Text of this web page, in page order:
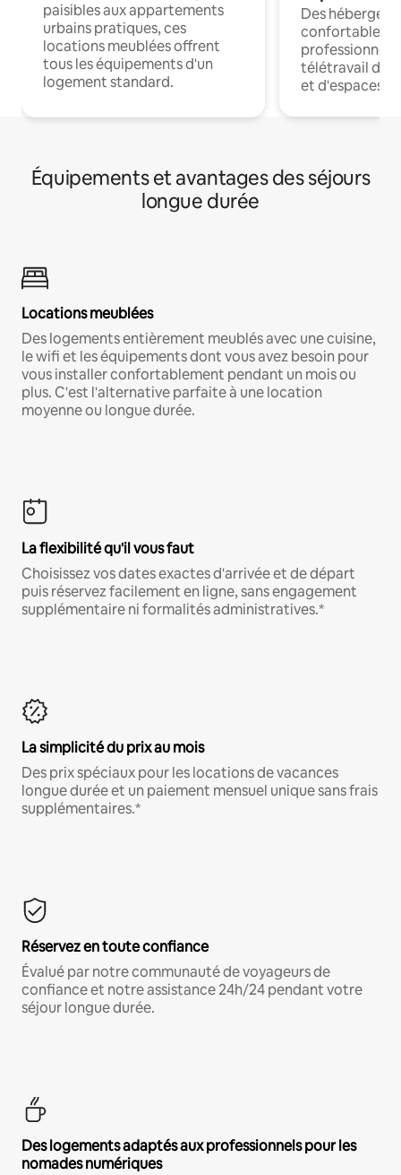
paisibles aux appartements
urbains pratiques, ces
locations meublées offrent
tous les équipements d'un
logement standard.
Des
confortables
professionnels
télétravail
et d'espaces
Équipements et avantages des séjours
longue durée
Locations meublées
Des logements entièrement meublés avec une cuisine,
le wifi et les équipements dont vous avez besoin pour
vous installer confortablement pendant un mois ou
plus. C'est l'alternative parfaite à une location
moyenne ou longue durée.
La flexibilité qu'il vous faut
Choisissez vos dates exactes d'arrivée et de départ
puis réservez facilement en ligne, sans engagement
supplémentaire ni formalités administratives.*
La simplicité du prix au mois
Des prix spéciaux pour les locations de vacances
longue durée et un paiement mensuel unique sans frais
supplémentaires.*
Réservez en toute confiance
Évalué par notre communauté de voyageurs de
confiance et notre assistance 24h/24 pendant votre
séjour longue durée.
Des logements adaptés aux professionnels pour les
nomades numériques